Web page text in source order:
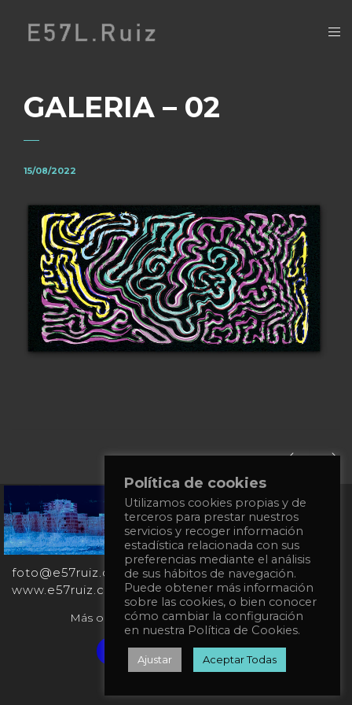
GALERIA – 02
15/08/2022
+34
651
862
863
foto@e57ruiz.com
www.e57ruiz.com
Más obras en la galería virtual Singulart:
Verified artist on Singulart
Política de cookies
Utilizamos cookies propias y de
terceros para prestar nuestros
servicios y recoger información
estadística relacionada con sus
preferencias mediante el análisis
de sus hábitos de navegación.
Puede obtener más información
sobre las cookies, o bien conocer
cómo cambiar la configuración
en nuestra Política de Cookies.
Ajustar Aceptar Todas